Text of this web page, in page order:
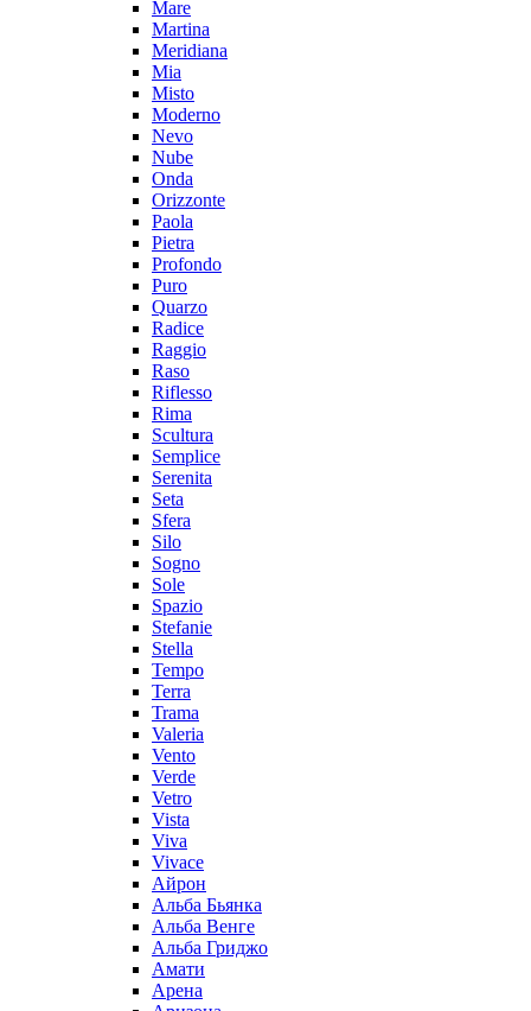
Mare
Martina
Meridiana
Mia
Misto
Moderno
Nevo
Nube
Onda
Orizzonte
Paola
Pietra
Profondo
Puro
Quarzo
Radice
Raggio
Raso
Riflesso
Rima
Scultura
Semplice
Serenita
Seta
Sfera
Silo
Sogno
Sole
Spazio
Stefanie
Stella
Tempo
Terra
Trama
Valeria
Vento
Verde
Vetro
Vista
Viva
Vivace
Айрон
Альба Бьянка
Альба Венге
Альба Гриджо
Амати
Арена